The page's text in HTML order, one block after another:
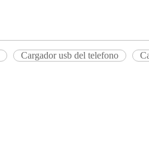
Cargador usb del telefono